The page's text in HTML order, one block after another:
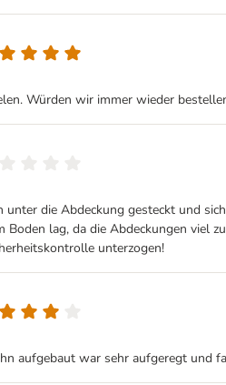
Würden wir immer wieder
die Abdeckung gesteckt und
Boden lag, da die Abdeckungen
unterzogen!
aufgebaut war sehr aufgeregt